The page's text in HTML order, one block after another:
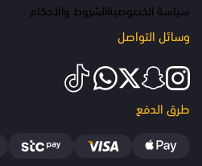
سياسة الخصوصيةالشروط والاحكام
وسائل التواصل
طرق الدفع